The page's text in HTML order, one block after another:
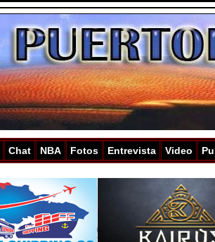
Chat NBA Fotos Entrevista Video